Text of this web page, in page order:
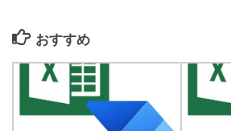
おすすめ